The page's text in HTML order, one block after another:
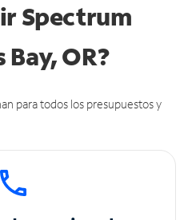
Spectrum
OR?
para todos los presupuestos y